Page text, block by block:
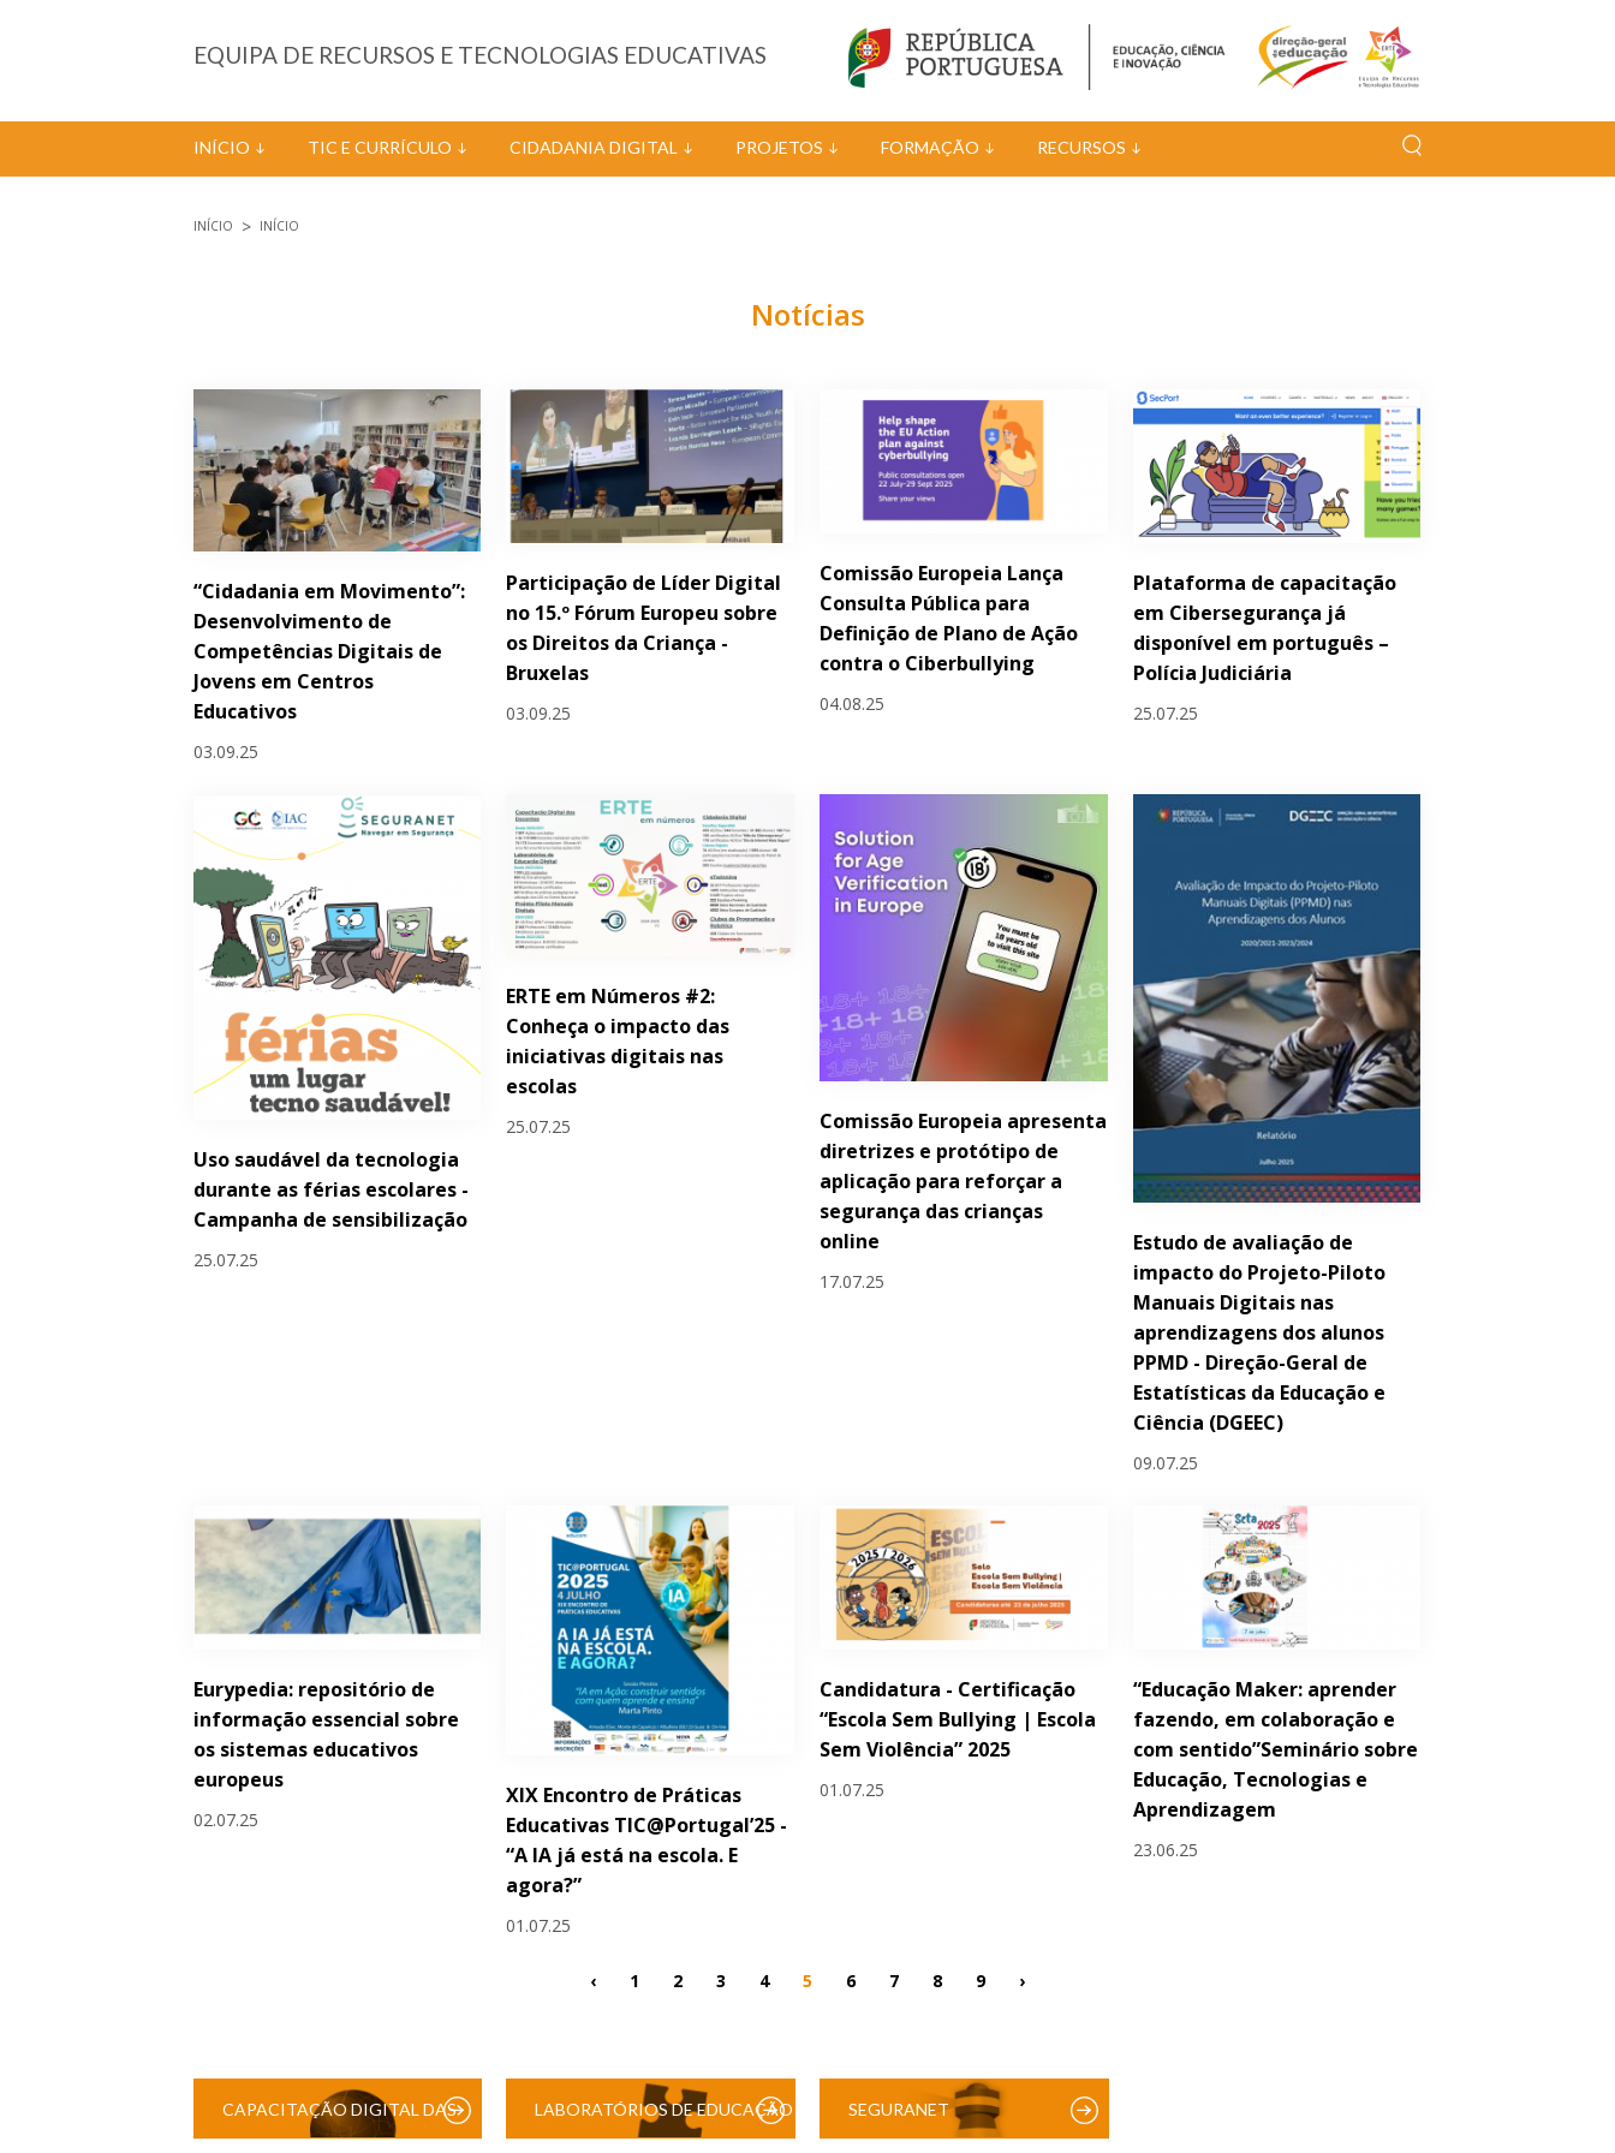
EQUIPA DE RECURSOS E TECNOLOGIAS EDUCATIVAS
INÍCIO TIC E CURRÍCULO CIDADANIA DIGITAL PROJETOS FORMAÇÃO RECURSOS
INÍCIO INÍCIO
Notícias
“Cidadania em Movimento”:
Desenvolvimento de
Competências Digitais de
Jovens em Centros
Educativos
03.09.25
Participação de Líder Digital
no 15.º Fórum Europeu sobre
os Direitos da Criança -
Bruxelas
03.09.25
Comissão Europeia Lança
Consulta Pública para
Definição de Plano de Ação
contra o Ciberbullying
04.08.25
Plataforma de capacitação
em Cibersegurança já
disponível em português –
Polícia Judiciária
25.07.25
Uso saudável da tecnologia
durante as férias escolares -
Campanha de sensibilização
25.07.25
ERTE em Números #2:
Conheça o impacto das
iniciativas digitais nas
escolas
25.07.25
Comissão Europeia apresenta
diretrizes e protótipo de
aplicação para reforçar a
segurança das crianças
online
17.07.25
Estudo de avaliação de
impacto do Projeto-Piloto
Manuais Digitais nas
aprendizagens dos alunos
PPMD - Direção-Geral de
Estatísticas da Educação e
Ciência (DGEEC)
09.07.25
Eurypedia: repositório de
informação essencial sobre
os sistemas educativos
europeus
02.07.25
XIX Encontro de Práticas
Educativas TIC@Portugal’25 -
“A IA já está na escola. E
agora?”
01.07.25
Candidatura - Certificação
“Escola Sem Bullying | Escola
Sem Violência” 2025
01.07.25
“Educação Maker: aprender
fazendo, em colaboração e
com sentido”Seminário sobre
Educação, Tecnologias e
Aprendizagem
23.06.25
Páginas
‹ 1 2 3 4 5 6 7 8 9 ›
CAPACITAÇÃO DIGITAL DAS LABORATÓRIOS DE EDUCAÇÃO SEGURANET